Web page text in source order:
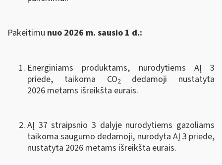
Pakeitimu nuo 2026 m. sausio 1 d.:
Energiniams produktams, nurodytiems AĮ 3
priede, taikoma CO2
dedamoji nustatyta
2026 metams išreikšta eurais.
AĮ 37 straipsnio 3 dalyje nurodytiems gazoliams
taikoma saugumo dedamoji, nurodyta AĮ 3 priede,
nustatyta 2026 metams išreikšta eurais.